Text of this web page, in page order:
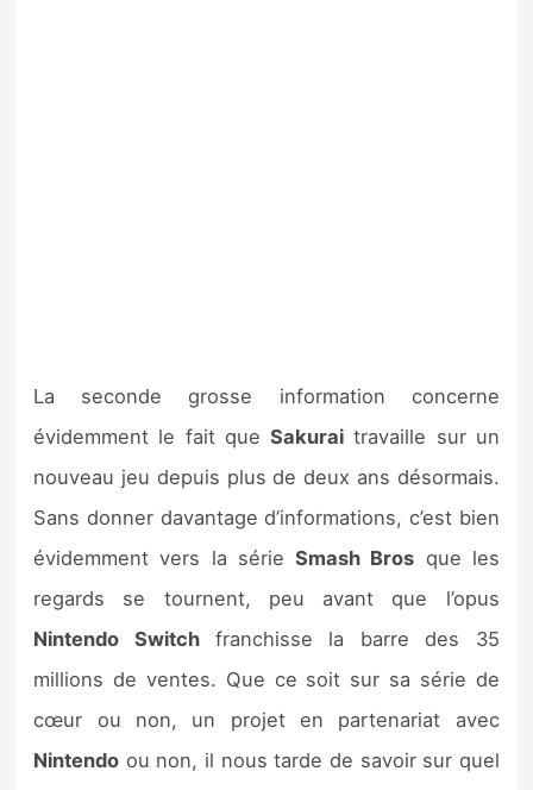
La seconde grosse information concerne
évidemment le fait queSakurai travaille sur un
nouveau jeu depuis plus de deux ans désormais.
Sans donner davantage d’informations, c’est bien
évidemment vers la sérieSmash Bros que les
regards se tournent, peu avant que l’opus
Nintendo Switchfranchisse la barre des 35
millions de ventes. Que ce soit sur sa série de
cœur ou non, un projet en partenariat avec
Nintendo ou non, il nous tarde de savoir sur quel